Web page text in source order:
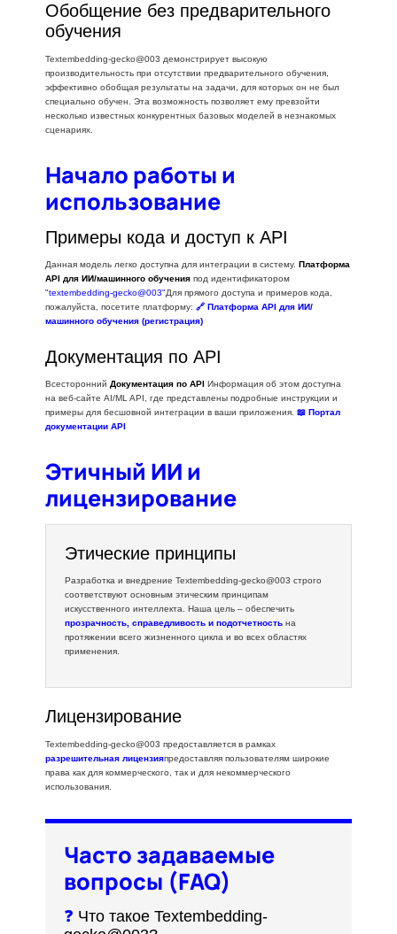
Обобщение без предварительного
обучения
Textembedding-gecko@003 демонстрирует высокую
производительность при отсутствии предварительного обучения,
эффективно обобщая результаты на задачи, для которых он не был
специально обучен. Эта возможность позволяет ему превзойти
несколько известных конкурентных базовых моделей в незнакомых
сценариях.
Начало работы и
использование
Примеры кода и доступ к API
Данная модель легко доступна для интеграции в систему.Платформа
API для ИИ/машинного обучения под идентификатором
"textembedding-gecko@003"Для прямого доступа и примеров кода,
пожалуйста, посетите платформу:🔗 Платформа API для ИИ/
машинного обучения (регистрация)
Документация по API
ВсестороннийДокументация по API Информация об этом доступна
на веб-сайте AI/ML API, где представлены подробные инструкции и
примеры для бесшовной интеграции в ваши приложения.📖 Портал
документации API
Этичный ИИ и
лицензирование
Этические принципы
Разработка и внедрение Textembedding-gecko@003 строго
соответствуют основным этическим принципам
искусственного интеллекта. Наша цель – обеспечить
прозрачность, справедливость и подотчетность на
протяжении всего жизненного цикла и во всех областях
применения.
Лицензирование
Textembedding-gecko@003 предоставляется в рамках
разрешительная лицензияпредоставляя пользователям широкие
права как для коммерческого, так и для некоммерческого
использования.
Часто задаваемые
вопросы (FAQ)
❓ Что такое Textembedding-